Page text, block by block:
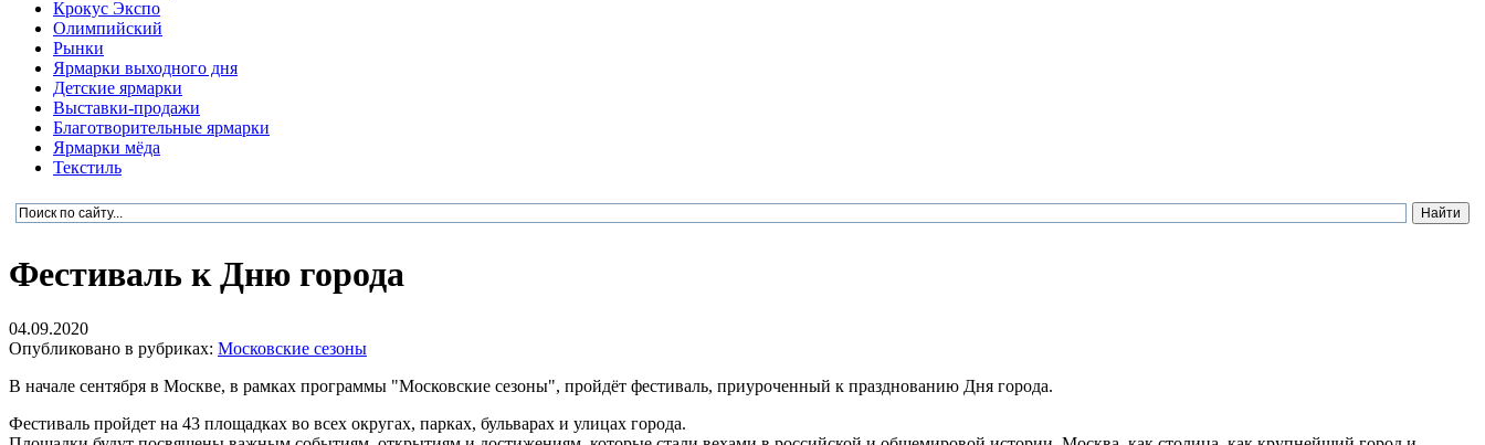
Крокус Экспо
Олимпийский
Рынки
Ярмарки выходного дня
Детские ярмарки
Выставки-продажи
Благотворительные ярмарки
Ярмарки мёда
Текстиль
Фестиваль к Дню города
04.09.2020
Опубликовано в рубриках: Московские сезоны
В начале сентября в Москве, в рамках программы "Московские сезоны", пройдёт фестиваль, приуроченный к празднованию Дня города.
Фестиваль пройдет на 43 площадках во всех округах, парках, бульварах и улицах города.